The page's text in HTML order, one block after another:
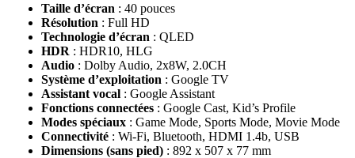
Taille d’écran : 40 pouces
Résolution : Full HD
Technologie d’écran : QLED
HDR : HDR10, HLG
Audio : Dolby Audio, 2x8W, 2.0CH
Système d’exploitation : Google TV
Assistant vocal : Google Assistant
Fonctions connectées : Google Cast, Kid’s Profile
Modes spéciaux : Game Mode, Sports Mode, Movie Mode
Connectivité : Wi-Fi, Bluetooth, HDMI 1.4b, USB
Dimensions (sans pied) : 892 x 507 x 77 mm